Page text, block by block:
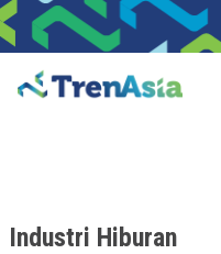
Home
Industri Hiburan